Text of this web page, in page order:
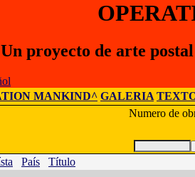
Un proyecto de arte
MANKIND^ GALERIA
Numero de
País Título